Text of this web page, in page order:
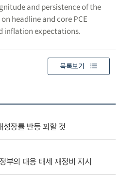
and persistence of the
headline and core PCE
inflation expectations.
목록보기
성장률 반등 꾀할 것
부의 대응 태세 재정비 지시